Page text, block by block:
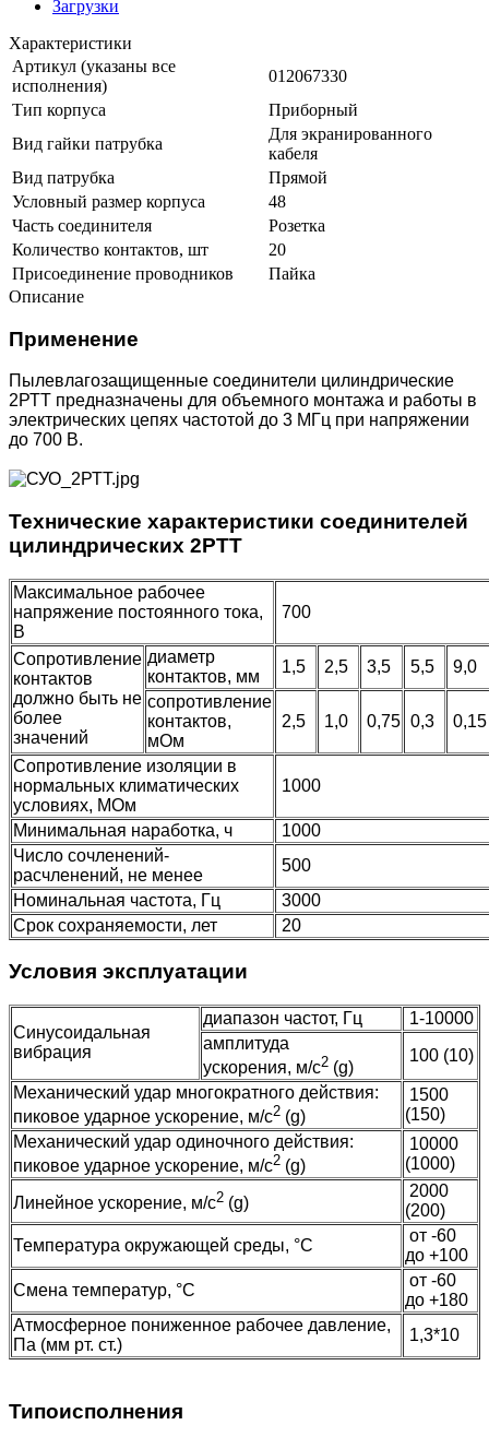
Загрузки
Характеристики
Артикул (указаны все
исполнения)
012067330
Тип корпуса
Приборный
Вид гайки патрубка
Для экранированного
кабеля
Вид патрубка
Прямой
Условный размер корпуса
48
Часть соединителя
Розетка
Количество контактов, шт
20
Присоединение проводников
Пайка
Описание
Применение
Пылевлагозащищенные соединители цилиндрические
2РТТ предназначены для объемного монтажа и работы в
электрических цепях частотой до 3 МГц при напряжении
до 700 В.
Технические характеристики соединителей
цилиндрических 2РТТ
Максимальное рабочее
напряжение постоянного тока,
В
700
Сопротивление
контактов
должно быть не
более
значений
диаметр
контактов, мм
1,5 2,5 3,5 5,5
9,0
сопротивление
контактов,
мОм
2,5 1,0 0,75 0,3
Сопротивление изоляции в
нормальных климатических
условиях, МОм
1000
Минимальная наработка, ч
1000
Число сочленений-
расчленений, не менее
500
Номинальная частота, Гц
3000
Срок сохраняемости, лет
20
Условия эксплуатации
Синусоидальная
вибрация
диапазон частот, Гц
1-10000
амплитуда
ускорения, м/с2 (g)
100 (10)
Механический удар многократного действия:
пиковое ударное ускорение, м/с2 (g)
1500
(150)
Механический удар одиночного действия:
пиковое ударное ускорение, м/с2 (g)
10000
(1000)
Линейное ускорение, м/с2 (g)
2000
(200)
Температура окружающей среды, °C
от -60
до +100
Смена температур, °C
от -60
до +180
Атмосферное пониженное рабочее давление,
Па (мм рт. ст.)
1,3*10
Типоисполнения